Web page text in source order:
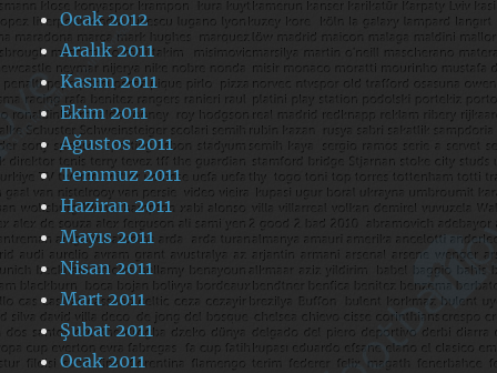
Ocak 2012
Aralık 2011
Kasım 2011
Ekim 2011
Ağustos 2011
Temmuz 2011
Haziran 2011
Mayıs 2011
Nisan 2011
Mart 2011
Şubat 2011
Ocak 2011